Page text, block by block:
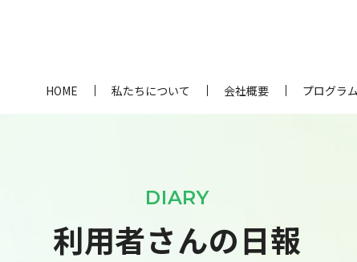
HOME 私たちについて 会社概要 プログラ
DIARY
利用者さんの日報